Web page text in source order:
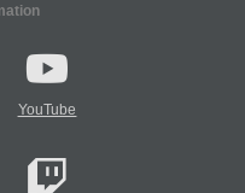
YouTube